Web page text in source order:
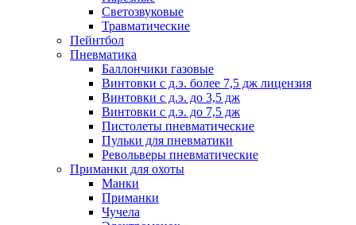
Светозвуковые
Травматические
Пейнтбол
Пневматика
Баллончики газовые
Винтовки с д.э. более 7,5 дж лицензия
Винтовки с д.э. до 3,5 дж
Винтовки с д.э. до 7,5 дж
Пистолеты пневматические
Пульки для пневматики
Револьверы пневматические
Приманки для охоты
Манки
Приманки
Чучела